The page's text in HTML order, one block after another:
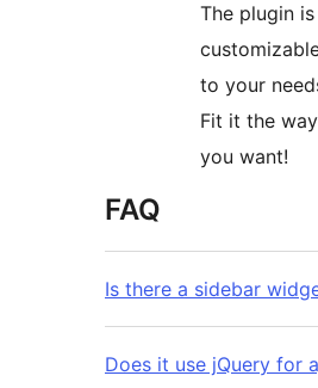
The plugin is
to your
Fit it the way
you want!
FAQ
Is there a sidebar
Does it use jQuery for